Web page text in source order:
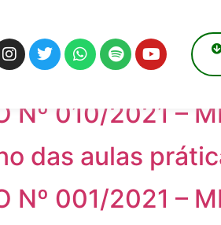
Nº 011/2021 –
Nº 010/2021 –
das aulas
Nº 001/2021 –